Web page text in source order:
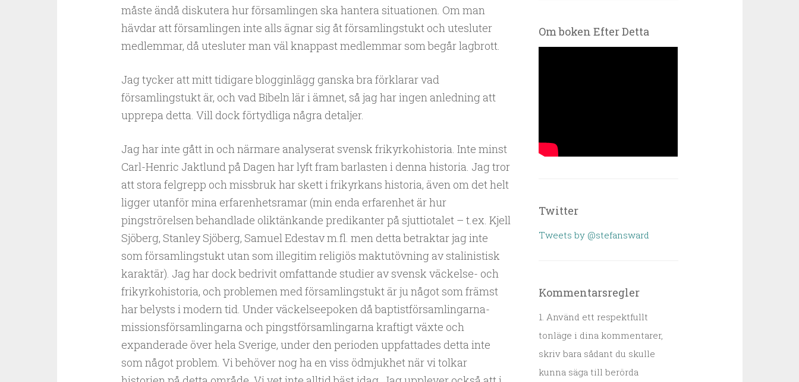
måste ändå diskutera hur församlingen ska hantera situationen. Om man
hävdar att församlingen inte alls ägnar sig åt församlingstukt och utesluter
medlemmar, då utesluter man väl knappast medlemmar som begår lagbrott.
Jag tycker att mitt tidigare blogginlägg ganska bra förklarar vad
församlingstukt är, och vad Bibeln lär i ämnet, så jag har ingen anledning att
upprepa detta. Vill dock förtydliga några detaljer.
Jag har inte gått in och närmare analyserat svensk frikyrkohistoria. Inte minst
Carl-Henric Jaktlund på Dagen har lyft fram barlasten i denna historia. Jag tror
att stora felgrepp och missbruk har skett i frikyrkans historia, även om det helt
ligger utanför mina erfarenhetsramar (min enda erfarenhet är hur
pingströrelsen behandlade oliktänkande predikanter på sjuttiotalet – t.ex. Kjell
Sjöberg, Stanley Sjöberg, Samuel Edestav m.fl. men detta betraktar jag inte
som församlingstukt utan som illegitim religiös maktutövning av stalinistisk
karaktär). Jag har dock bedrivit omfattande studier av svensk väckelse- och
frikyrkohistoria, och problemen med församlingstukt är ju något som främst
har belysts i modern tid. Under väckelseepoken då baptistförsamlingarna-
missionsförsamlingarna och pingstförsamlingarna kraftigt växte och
expanderade över hela Sverige, under den perioden uppfattades detta inte
som något problem. Vi behöver nog ha en viss ödmjukhet när vi tolkar
Om boken Efter Detta
Twitter
Tweets by @stefansward
Kommentarsregler
1. Använd ett respektfullt
tonläge i dina kommentarer,
skriv bara sådant du skulle
kunna säga till berörda